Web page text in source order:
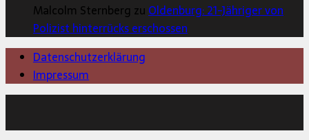
Malcolm Sternberg zu Oldenburg: 21-Jähriger von
Polizist hinterrücks erschossen
Datenschutzerklärung
Impressum